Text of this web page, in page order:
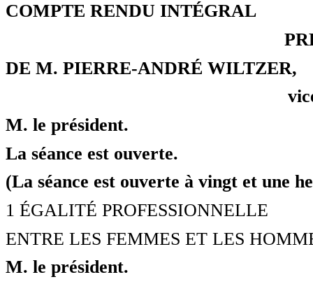
COMPTE RENDU INTÉGRAL
DE M. PIERRE-ANDRÉ WILTZER,
M. le président.
La séance est ouverte.
(La séance est ouverte à vingt et une
1 ÉGALITÉ PROFESSIONNELLE
ENTRE LES FEMMES ET LES
M. le président.